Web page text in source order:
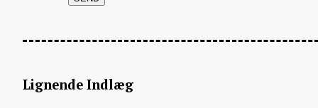
Lignende Indlæg